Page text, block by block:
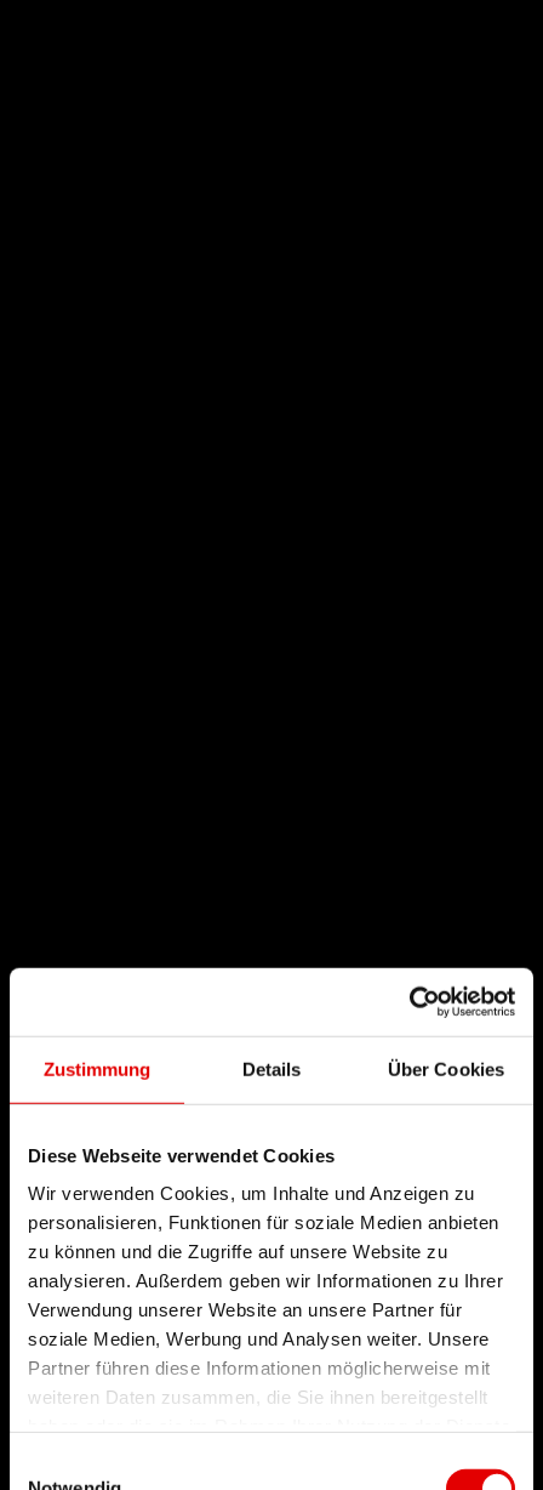
Zustimmung Details Über Cookies
Diese Webseite verwendet Cookies
Wir verwenden Cookies, um Inhalte und Anzeigen zu
personalisieren, Funktionen für soziale Medien anbieten
zu können und die Zugriffe auf unsere Website zu
analysieren. Außerdem geben wir Informationen zu Ihrer
Verwendung unserer Website an unsere Partner für
soziale Medien, Werbung und Analysen weiter. Unsere
Partner führen diese Informationen möglicherweise mit
weiteren Daten zusammen, die Sie ihnen bereitgestellt